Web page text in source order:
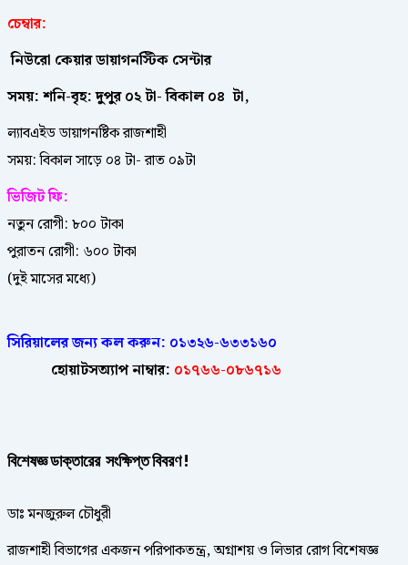
চেম্বার:
নিউরো কেয়ার ডায়াগনস্টিক সেন্টার
সময়: শনি-বৃহ: দুপুর ০২ টা- বিকাল ০৪ টা,
ল্যাবএইড ডায়াগনষ্টিক রাজশাহী
সময়: বিকাল সাড়ে ০৪ টা- রাত ০৯টা
ভিজিট ফি:
নতুন রোগী: ৮০০ টাকা
পুরাতন রোগী: ৬০০ টাকা
(দুই মাসের মধ্যে)
সিরিয়ালের জন্য কল করুন: ০১৩২৬-৬৩৩১৬০
হোয়াটসঅ্যাপ নাম্বার: ০১৭৬৬-০৮৬৭১৬
বিশেষজ্ঞ ডাক্তারের সংক্ষিপ্ত বিবরণ !
ডাঃ মনজুরুল চৌধুরী
রাজশাহী বিভাগের একজন পরিপাকতন্ত্র, অগ্নাশয় ও লিভার রোগ বিশেষজ্ঞ